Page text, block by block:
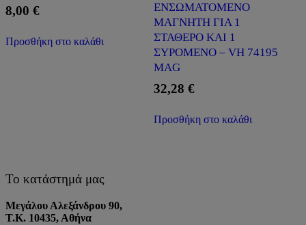
8,00 €
Προσθήκη στο καλάθι
ΕΝΣΩΜΑΤΟΜΕΝΟ
ΜΑΓΝΗΤΗ ΓΙΑ 1
ΣΤΑΘΕΡΟ ΚΑΙ 1
ΣΥΡΟΜΕΝΟ – VH 74195
MAG
32,28 €
Προσθήκη στο καλάθι
Το κατάστημά μας
Μεγάλου Αλεξάνδρου 90,
Τ.Κ. 10435, Αθήνα